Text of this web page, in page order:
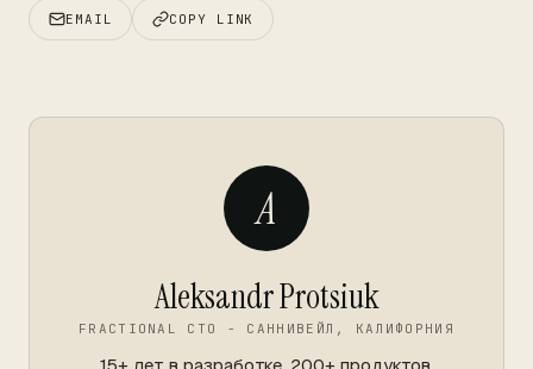
EMAIL COPY LINK
A
Aleksandr Protsiuk
FRACTIONAL CTO - САННИВЕЙЛ, КАЛИФОРНИЯ